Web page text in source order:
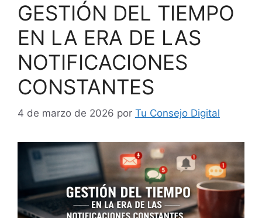
GESTIÓN DEL TIEMPO
EN LA ERA DE LAS
NOTIFICACIONES
CONSTANTES
4 de marzo de 2026 por Tu Consejo Digital